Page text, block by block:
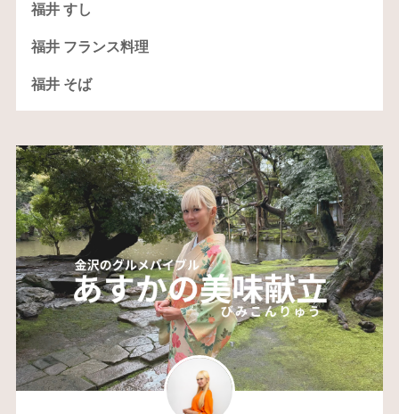
福井 すし
福井 フランス料理
福井 そば